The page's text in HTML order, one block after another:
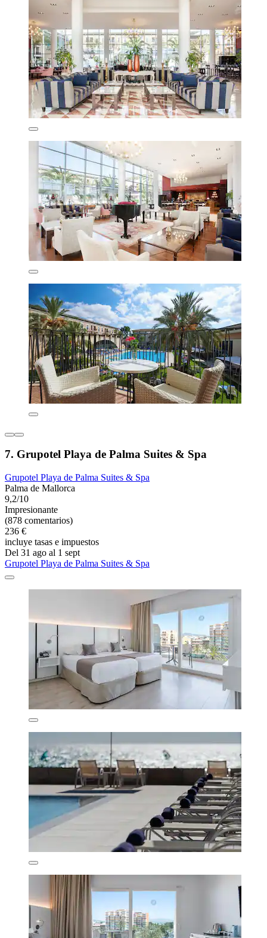
7. Grupotel Playa de Palma Suites & Spa
Grupotel Playa de Palma Suites & Spa
Palma de Mallorca
9,2/10
Impresionante
(878 comentarios)
236 €
incluye tasas e impuestos
Del 31 ago al 1 sept
Grupotel Playa de Palma Suites & Spa